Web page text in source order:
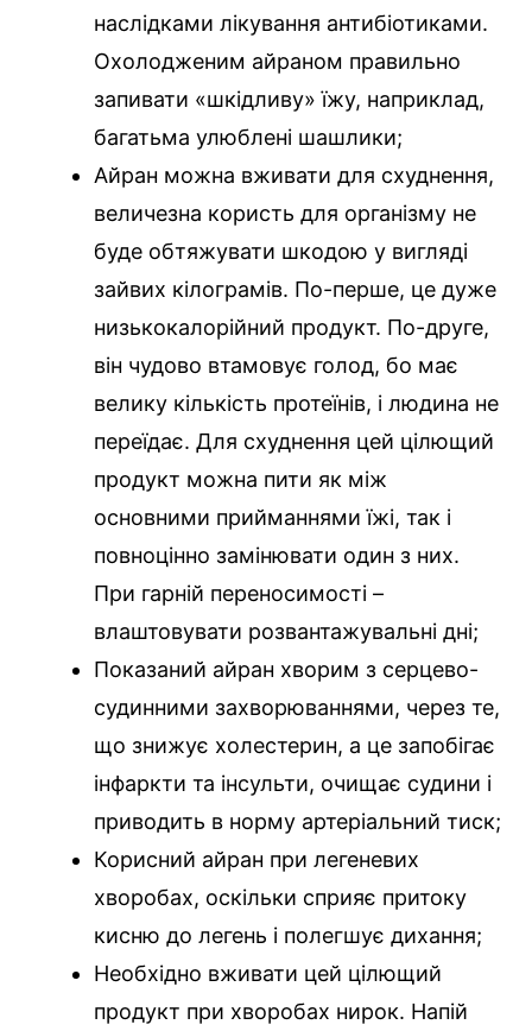
наслідками лікування антибіотиками.
Охолодженим айраном правильно
запивати «шкідливу» їжу, наприклад,
багатьма улюблені шашлики;
Айран можна вживати для схуднення,
величезна користь для організму не
буде обтяжувати шкодою у вигляді
зайвих кілограмів. По-перше, це дуже
низькокалорійний продукт. По-друге,
він чудово втамовує голод, бо має
велику кількість протеїнів, і людина не
переїдає. Для схуднення цей цілющий
продукт можна пити як між
основними прийманнями їжі, так і
повноцінно замінювати один з них.
При гарній переносимості –
влаштовувати розвантажувальні дні;
Показаний айран хворим з серцево-
судинними захворюваннями, через те,
що знижує холестерин, а це запобігає
інфаркти та інсульти, очищає судини і
приводить в норму артеріальний тиск;
Корисний айран при легеневих
хворобах, оскільки сприяє притоку
кисню до легень і полегшує дихання;
Необхідно вживати цей цілющий
продукт при хворобах нирок. Напій